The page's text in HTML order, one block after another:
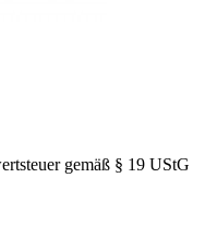
gemäß § 19 UStG